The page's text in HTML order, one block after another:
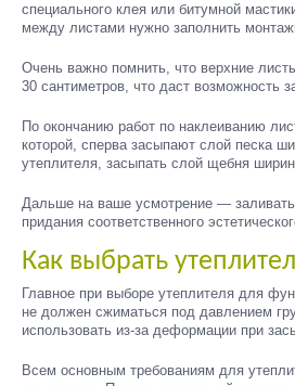
специального клея или битумной
между листами нужно заполнить
Очень важно помнить, что верхние
30 сантиметров, что даст возможность
По окончанию работ по наклеиванию
которой, сперва засыпают слой песка
утеплителя, засыпать слой щебня
Дальше на ваше усмотрение —
придания соответственного
Как выбрать
Главное при выборе утеплителя для
не должен сжиматься под давлением
использовать из-за деформации при
Всем основным требованиям для